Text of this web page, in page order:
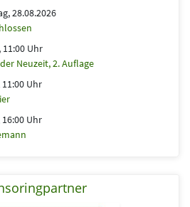
28.08.2026
11:00 Uhr
Neuzeit, 2. Auflage
Uhr
Uhr